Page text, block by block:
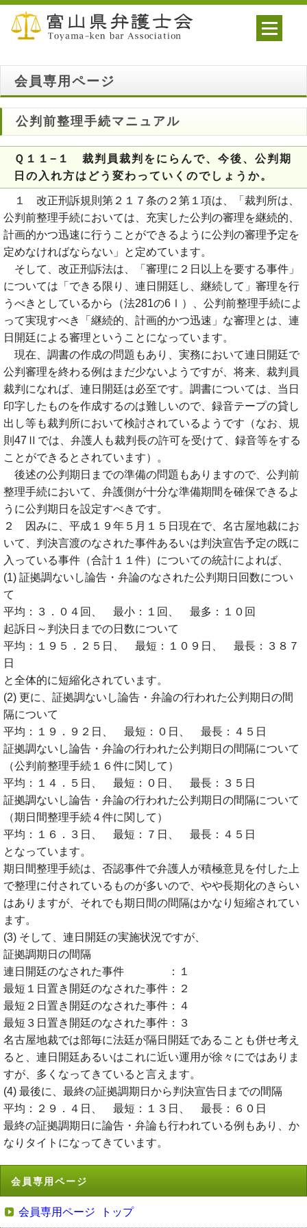
会員専用ページ
公判前整理手続マニュアル
Ｑ１１−１ 裁判員裁判をにらんで、今後、公判期
日の入れ方はどう変わっていくのでしょうか。
１ 改正刑訴規則第２１７条の２第１項は、「裁判所は、
公判前整理手続においては、充実した公判の審理を継続的、
計画的かつ迅速に行うことができるように公判の審理予定を
定めなければならない」と定めています。
そして、改正刑訴法は、「審理に２日以上を要する事件」
については「できる限り、連日開廷し、継続して」審理を行
うべきとしているから（法281の6Ⅰ）、公判前整理手続によ
って実現すべき「継続的、計画的かつ迅速」な審理とは、連
日開廷による審理ということになっています。
現在、調書の作成の問題もあり、実務において連日開廷で
公判審理を終わる例はまだ少ないようですが、将来、裁判員
裁判になれば、連日開廷は必至です。調書については、当日
印字したものを作成するのは難しいので、録音テープの貸し
出し等も裁判所において検討されているようです（なお、規
則47Ⅱでは、弁護人も裁判長の許可を受けて、録音等をする
ことができるとされています）。
後述の公判期日までの準備の問題もありますので、公判前
整理手続において、弁護側が十分な準備期間を確保できるよ
うに公判期日を設定すべきです。
２ 因みに、平成１９年５月１５日現在で、名古屋地裁にお
いて、判決言渡のなされた事件あるいは判決宣告予定の既に
入っている事件（合計１１件）についての統計によれば、
(1) 証拠調ないし論告・弁論のなされた公判期日回数につい
て
平均：３．０４回、 最小：１回、 最多：１０回
起訴日～判決日までの日数について
平均：１９５．２５日、 最短：１０９日、 最長：３８７
日
と全体的に短縮化されています。
(2) 更に、証拠調ないし論告・弁論の行われた公判期日の間
隔について
平均：１９．９２日、 最短：０日、 最長：４５日
証拠調ないし論告・弁論の行われた公判期日の間隔について
（公判前整理手続１６件に関して）
平均：１４．５日、 最短：０日、 最長：３５日
証拠調ないし論告・弁論の行われた公判期日の間隔について
（期日間整理手続４件に関して）
平均：１６．３日、 最短：７日、 最長：４５日
となっています。
期日間整理手続は、否認事件で弁護人が積極意見を付した上
で整理に付されているものが多いので、やや長期化のきらい
はありますが、それでも期日間の間隔はかなり短縮されてい
ます。
(3) そして、連日開廷の実施状況ですが、
証拠調期日の間隔
連日開廷のなされた事件 ：１
最短１日置き開廷のなされた事件：２
最短２日置き開廷のなされた事件：４
最短３日置き開廷のなされた事件：３
名古屋地裁では部毎に法廷が隔日開廷であることも併せ考え
ると、連日開廷あるいはこれに近い運用が徐々にではありま
すが、多くなってきていると言えます。
(4) 最後に、最終の証拠調期日から判決宣告日までの間隔
平均：２９．４日、 最短：１３日、 最長：６０日
最終の証拠調期日に論告・弁論も行われている例もあり、か
なりタイトになってきています。
会員専用ページ
会員専用ページ トップ